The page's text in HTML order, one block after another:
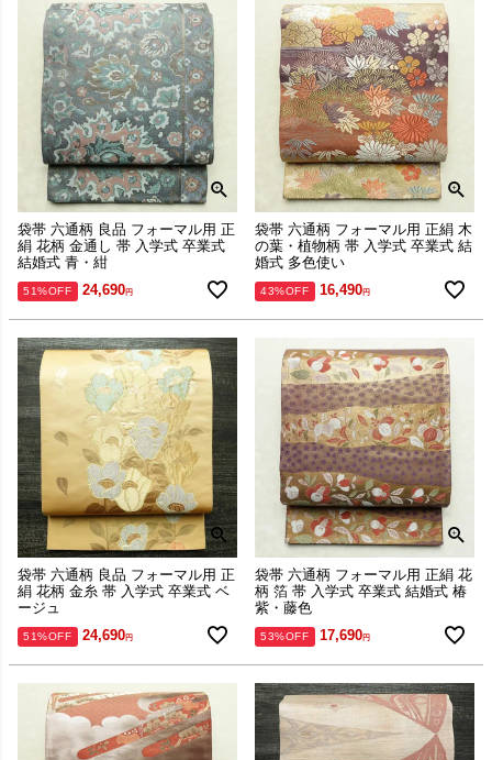
袋帯 六通柄 良品 フォーマル用 正
絹 花柄 金通し 帯 入学式 卒業式
結婚式 青・紺
51%OFF 24,690
袋帯 六通柄 フォーマル用 正絹 木
の葉・植物柄 帯 入学式 卒業式 結
婚式 多色使い
43%OFF 16,490
袋帯 六通柄 良品 フォーマル用 正
絹 花柄 金糸 帯 入学式 卒業式 ベ
ージュ
51%OFF 24,690
袋帯 六通柄 フォーマル用 正絹 花
柄 箔 帯 入学式 卒業式 結婚式 椿
紫・藤色
53%OFF 17,690